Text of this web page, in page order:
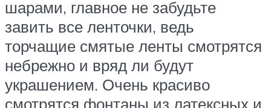
шарами, главное не забудьте
завить все ленточки, ведь
торчащие смятые ленты смотрятся
небрежно и вряд ли будут
украшением. Очень красиво
смотрятся фонтаны из латексных и